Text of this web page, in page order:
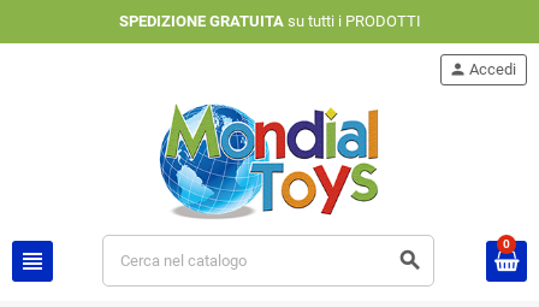
SPEDIZIONE GRATUITAsu tutti i PRODOTTI
view_headline search
person Accedi
0